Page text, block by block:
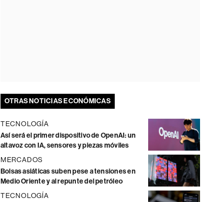
OTRAS NOTICIAS ECONÓMICAS
TECNOLOGÍA
Así será el primer dispositivo de OpenAI: un
altavoz con IA, sensores y piezas móviles
MERCADOS
Bolsas asiáticas suben pese a tensiones en
Medio Oriente y al repunte del petróleo
TECNOLOGÍA